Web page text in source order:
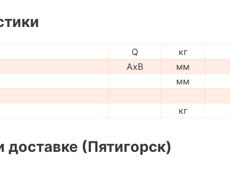
Q кг
AxB мм
мм
кг
(Пятигорск)